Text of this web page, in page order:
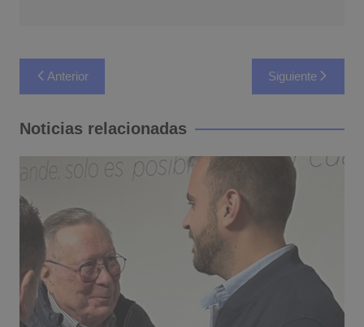
Navegación
de
entradas
Anterior Siguiente
Noticias relacionadas